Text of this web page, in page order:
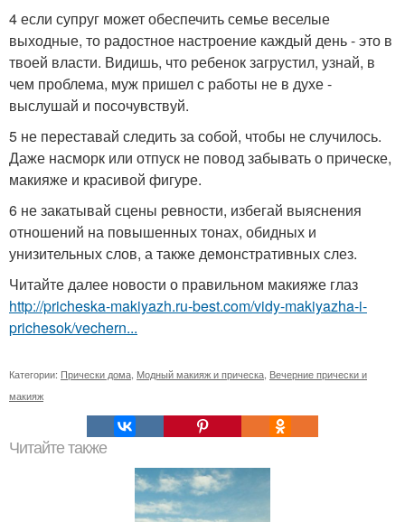
4 если супруг может обеспечить семье веселые
выходные, то радостное настроение каждый день - это в
твоей власти. Видишь, что ребенок загрустил, узнай, в
чем проблема, муж пришел с работы не в духе -
выслушай и посочувствуй.
5 не переставай следить за собой, чтобы не случилось.
Даже насморк или отпуск не повод забывать о прическе,
макияже и красивой фигуре.
6 не закатывай сцены ревности, избегай выяснения
отношений на повышенных тонах, обидных и
унизительных слов, а также демонстративных слез.
Читайте далее новости о правильном макияже глаз
http://pricheska-makiyazh.ru-best.com/vidy-makiyazha-i-
prichesok/vechern...
Категории: Прически дома Модный макияж и прическа Вечерние прически и
макияж
Читайте также